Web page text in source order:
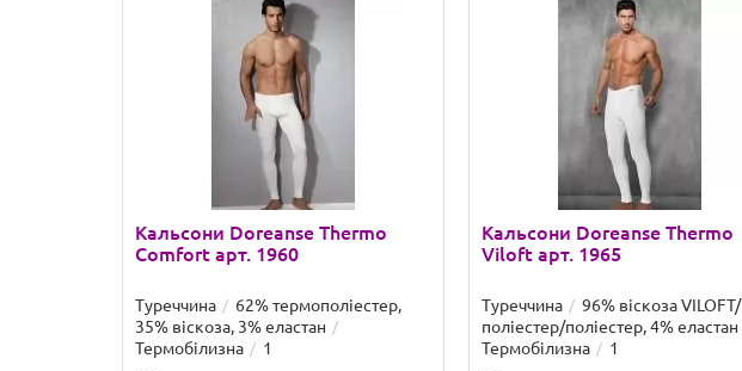
Кальсони Doreanse Thermo
Comfort арт. 1960
Туреччина
62% термополіестер,
35% віскоза, 3% еластан
Термобілизна
1
Кальсони Doreanse Thermo
Viloft арт. 1965
Туреччина
96% віскоза VILOFT/
поліестер/поліестер, 4% еластан
Термобілизна
1